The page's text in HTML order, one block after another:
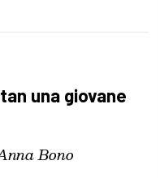
una giovane
Bono